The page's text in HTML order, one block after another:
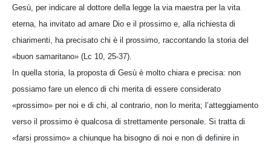
Gesù, per indicare al dottore della legge la via maestra per la vita
eterna, ha invitato ad amare Dio e il prossimo e, alla richiesta di
chiarimenti, ha precisato chi è il prossimo, raccontando la storia del
«buon samaritano» (Lc 10, 25-37).
In quella storia, la proposta di Gesù è molto chiara e precisa: non
possiamo fare un elenco di chi merita di essere considerato
«prossimo» per noi e di chi, al contrario, non lo merita; l’atteggiamento
verso il prossimo è qualcosa di strettamente personale. Si tratta di
«farsi prossimo» a chiunque ha bisogno di noi e non di definire in